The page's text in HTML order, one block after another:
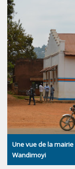
Une vue de la mairie
Wandimoyi